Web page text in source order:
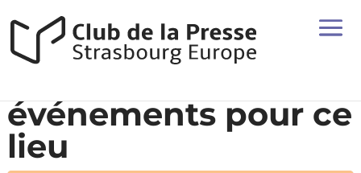
événements pour ce
lieu